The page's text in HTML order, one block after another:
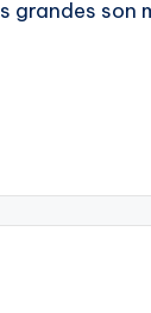
grandes son